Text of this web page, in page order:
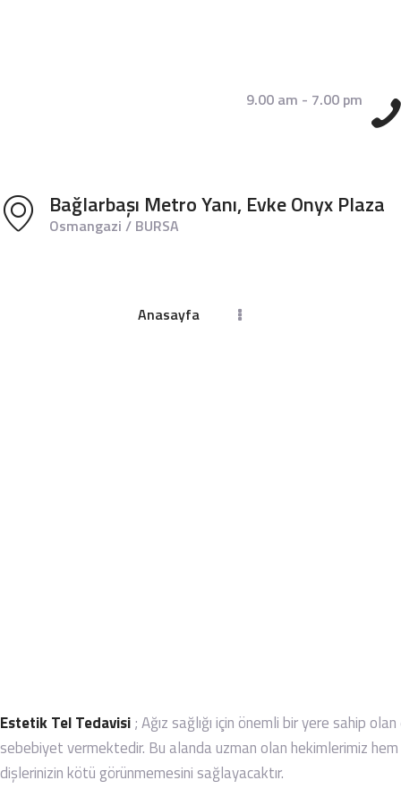
9.00 am - 7.00 pm
Bağlarbaşı Metro Yanı, Evke Onyx Plaza
Osmangazi / BURSA
Anasayfa
ANASAYFA
Estetik Tel Tedavisi; Ağız sağlığı için önemli bir yere sahip
sebebiyet vermektedir. Bu alanda uzman olan hekimlerimiz
dişlerinizin kötü görünmemesini sağlayacaktır.